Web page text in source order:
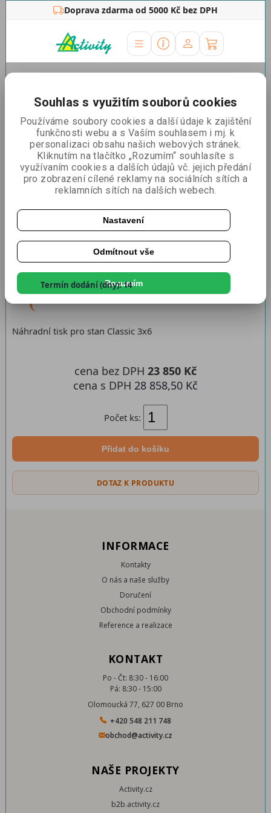
Doprava zdarma od 5000 Kč bez DPH
Náhradní tisk Classic 3x6
střecha
Katalogové číslo:ntclassic3x60
Termín dodání (dny): 14
Dostupnost:Skladem
Náhradní tisk pro stan Classic 3x6
Počet ks:
Přidat do košíku
cena bez DPH 23 850 Kč
cena s DPH 28 858,50 Kč
DOTAZ K PRODUKTU
INFORMACE
Kontakty
O nás a naše služby
Doručení
Obchodní podmínky
Reference a realizace
KONTAKT
Po - Čt: 8:30 - 16:00
Pá: 8:30 - 15:00
Olomoucká 77, 627 00 Brno
+420 548 211 748
obchod@activity.cz
NAŠE PROJEKTY
Activity.cz
b2b.activity.cz
Souhlas s využitím souborů cookies
Používáme soubory cookies a další údaje k zajištění
funkčnosti webu a s Vaším souhlasem i mj. k
personalizaci obsahu našich webových stránek.
Kliknutím na tlačítko „Rozumím“ souhlasíte s
využívaním cookies a dalších údajů vč. jejich předání
pro zobrazení cílené reklamy na sociálních sítích a
reklamních sítích na dalších webech.
Nastavení
Odmítnout vše
Rozumím